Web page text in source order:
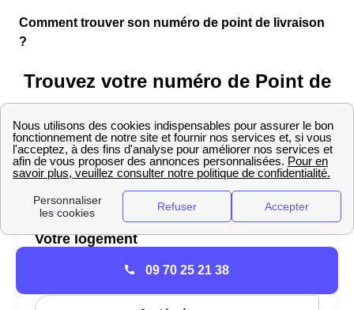
Comment trouver son numéro de point de livraison
?
09 70 25 21 38